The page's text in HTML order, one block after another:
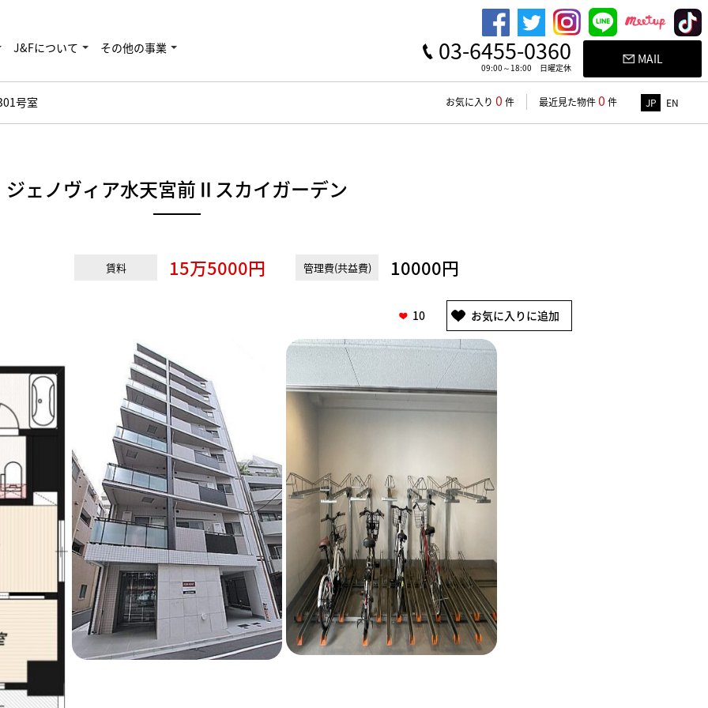
J&Fについて その他の事業 03-6455-0360
09:00～18:00 日曜定休
MAIL
号室 お気に入り 0 件 最近見た物件0 件 JP EN
ジェノヴィア水天宮前Ⅱスカイガーデン
賃料 15万5000円 管理費(共益費) 10000円
10